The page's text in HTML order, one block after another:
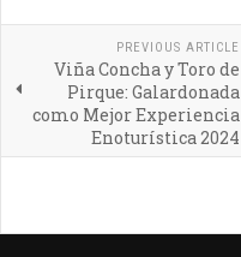
PREVIOUS ARTICLE
Viña Concha y Toro de
Pirque: Galardonada
como Mejor Experiencia
Enoturística 2024